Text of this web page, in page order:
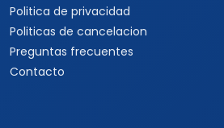
Politica de privacidad
Politicas de cancelacion
Preguntas frecuentes
Contacto